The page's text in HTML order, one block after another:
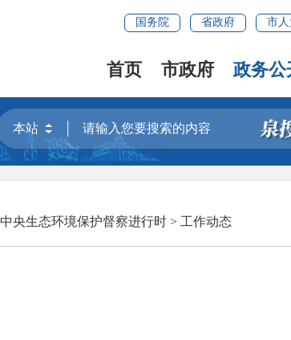
国务院 省政府 市
首页 市政府 政务公
中央生态环境保护督察进行时 > 工作动态